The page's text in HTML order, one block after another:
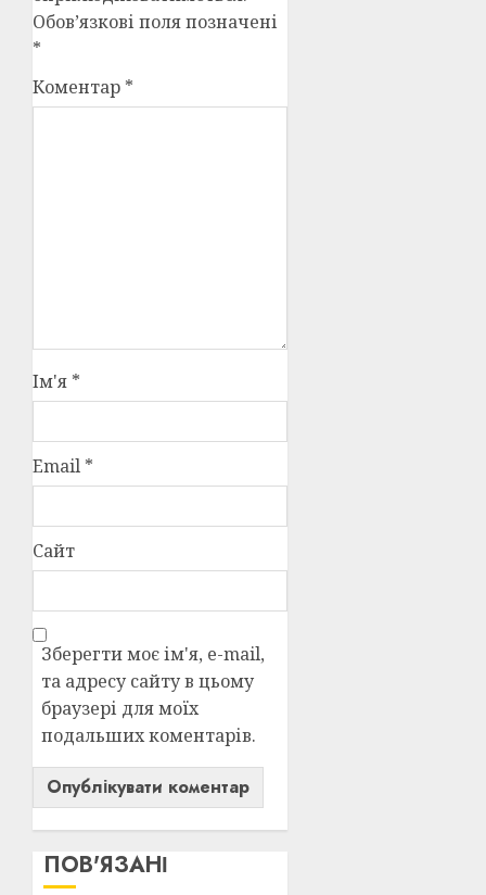
Обов’язкові поля позначені
*
Коментар *
Ім'я *
Email *
Сайт
Зберегти моє ім'я, e-mail,
та адресу сайту в цьому
браузері для моїх
подальших коментарів.
ПОВ'ЯЗАНІ